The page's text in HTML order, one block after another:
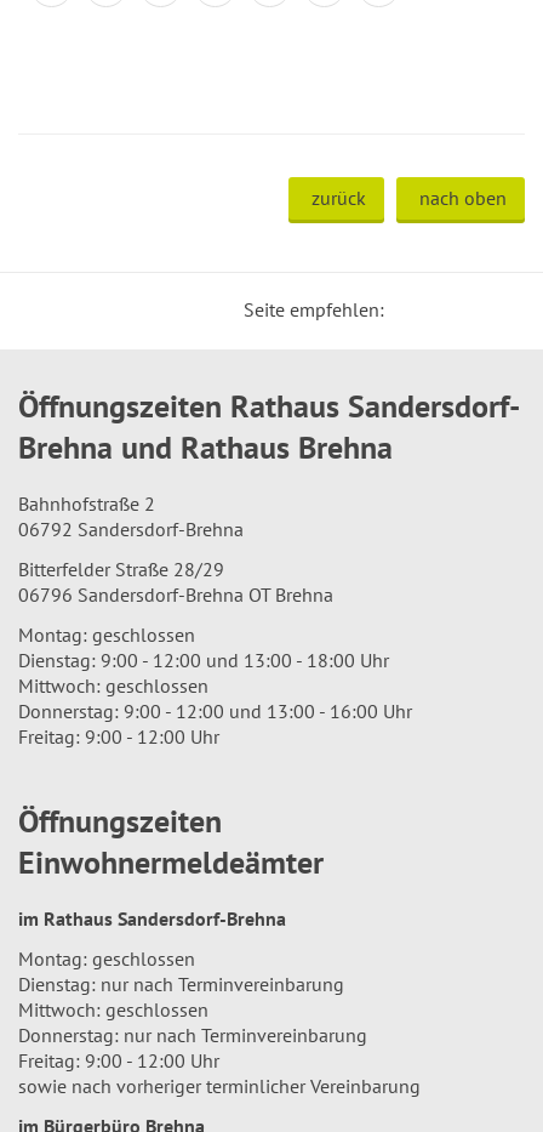
zurück nach oben
Seite empfehlen:
Öffnungszeiten Rathaus Sandersdorf-
Brehna und Rathaus Brehna
Bahnhofstraße 2
06792 Sandersdorf-Brehna
Bitterfelder Straße 28/29
06796 Sandersdorf-Brehna OT Brehna
Montag: geschlossen
Dienstag: 9:00 - 12:00 und 13:00 - 18:00 Uhr
Mittwoch: geschlossen
Donnerstag: 9:00 - 12:00 und 13:00 - 16:00 Uhr
Freitag: 9:00 - 12:00 Uhr
Öffnungszeiten
Einwohnermeldeämter
im Rathaus Sandersdorf-Brehna
Montag: geschlossen
Dienstag: nur nach Terminvereinbarung
Mittwoch: geschlossen
Donnerstag: nur nach Terminvereinbarung
Freitag: 9:00 - 12:00 Uhr
sowie nach vorheriger terminlicher Vereinbarung
im Bürgerbüro Brehna